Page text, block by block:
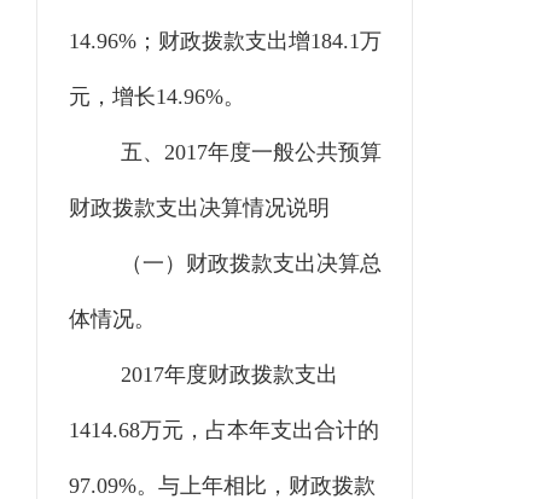
14.96%；财政拨款支出增184.1万
元，增长14.96%。
五、 2017年度一般公共预算
财政拨款支出决算情况说明
（一）财政拨款支出决算总
体情况。
2017年度财政拨款支出
1414.68万元，占本年支出合计的
97.09%。与上年相比，财政拨款